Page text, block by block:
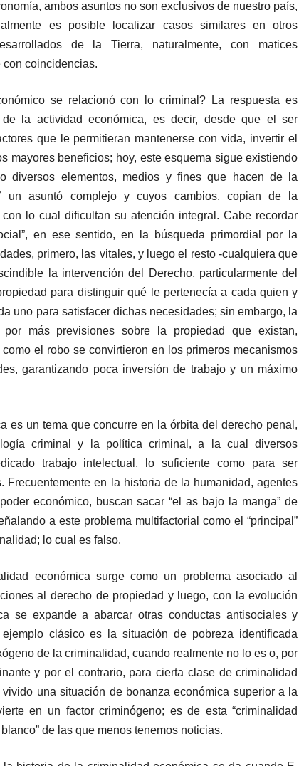
ambos asuntos no son exclusivos de nuestro país,
es posible localizar casos similares en otros
de la Tierra, naturalmente, con matices
con coincidencias.
se relacionó con lo criminal? La respuesta es
la actividad económica, es decir, desde que el ser
que le permitieran mantenerse con vida, invertir el
mayores beneficios; hoy, este esquema sigue existiendo
diversos elementos, medios y fines que hacen de la
un asuntó complejo y cuyos cambios, copian de la
lo cual dificultan su atención integral. Cabe recordar
en ese sentido, en la búsqueda primordial por la
primero, las vitales, y luego el resto -cualquiera que
la intervención del Derecho, particularmente del
para distinguir qué le pertenecía a cada quien y
uno para satisfacer dichas necesidades; sin embargo, la
más previsiones sobre la propiedad que existan,
el robo se convirtieron en los primeros mecanismos
garantizando poca inversión de trabajo y un máximo
es un tema que concurre en la órbita del derecho penal,
criminal y la política criminal, a la cual diversos
trabajo intelectual, lo suficiente como para ser
Frecuentemente en la historia de la humanidad, agentes
económico, buscan sacar “el as bajo la manga” de
a este problema multifactorial como el “principal”
lo cual es falso.
económica surge como un problema asociado al
al derecho de propiedad y luego, con la evolución
se expande a abarcar otras conductas antisociales y
clásico es la situación de pobreza identificada
de la criminalidad, cuando realmente no lo es o, por
y por el contrario, para cierta clase de criminalidad
una situación de bonanza económica superior a la
en un factor criminógeno; es de esta “criminalidad
de las que menos tenemos noticias.